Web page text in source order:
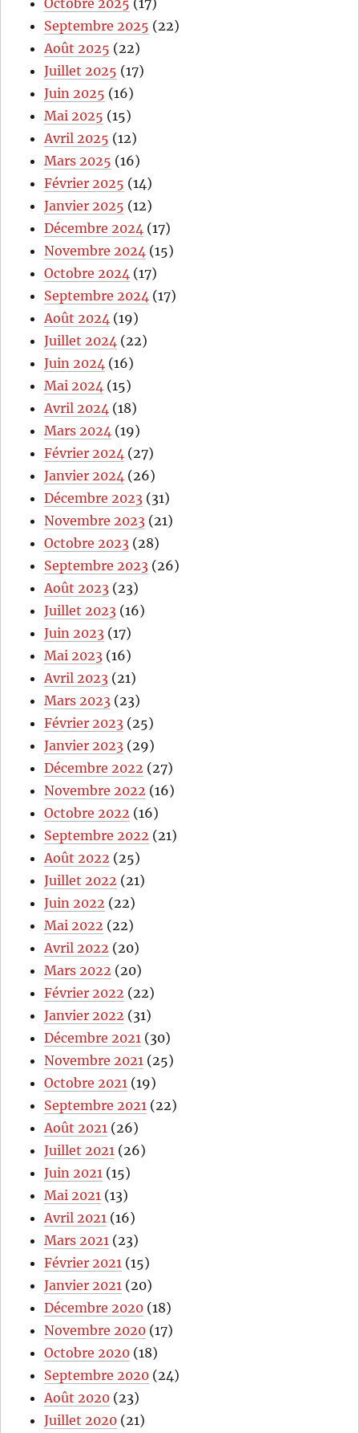
Septembre 2025 (22)
Août 2025 (22)
Juillet 2025 (17)
Juin 2025 (16)
Mai 2025 (15)
Avril 2025 (12)
Mars 2025 (16)
Février 2025 (14)
Janvier 2025 (12)
Décembre 2024 (17)
Novembre 2024 (15)
Octobre 2024 (17)
Septembre 2024 (17)
Août 2024 (19)
Juillet 2024 (22)
Juin 2024 (16)
Mai 2024 (15)
Avril 2024 (18)
Mars 2024 (19)
Février 2024 (27)
Janvier 2024 (26)
Décembre 2023 (31)
Novembre 2023 (21)
Octobre 2023 (28)
Septembre 2023 (26)
Août 2023 (23)
Juillet 2023 (16)
Juin 2023 (17)
Mai 2023 (16)
Avril 2023 (21)
Mars 2023 (23)
Février 2023 (25)
Janvier 2023 (29)
Décembre 2022 (27)
Novembre 2022 (16)
Octobre 2022 (16)
Septembre 2022 (21)
Août 2022 (25)
Juillet 2022 (21)
Juin 2022 (22)
Mai 2022 (22)
Avril 2022 (20)
Mars 2022 (20)
Février 2022 (22)
Janvier 2022 (31)
Décembre 2021 (30)
Novembre 2021 (25)
Octobre 2021 (19)
Septembre 2021 (22)
Août 2021 (26)
Juillet 2021 (26)
Juin 2021 (15)
Mai 2021 (13)
Avril 2021 (16)
Mars 2021 (23)
Février 2021 (15)
Janvier 2021 (20)
Décembre 2020 (18)
Novembre 2020 (17)
Octobre 2020 (18)
Septembre 2020 (24)
Août 2020 (23)
Juillet 2020 (21)